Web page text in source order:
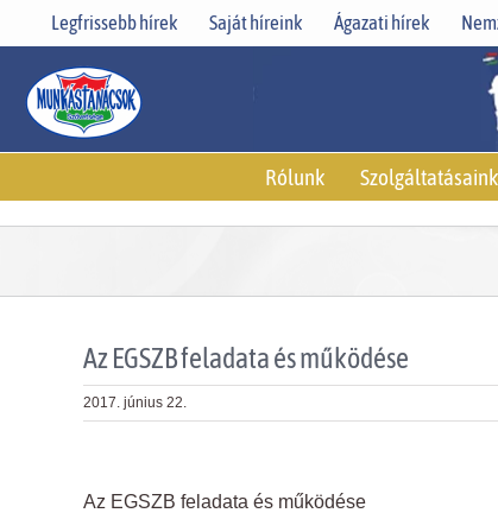
Legfrissebb hírek Saját híreink Ágazati hírek
Rólunk Szolgáltatásaink
Az EGSZB feladata és működése
2017. június 22.
Image
Az EGSZB feladata és működése